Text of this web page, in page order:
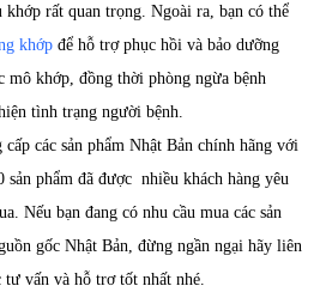
rất quan trọng. Ngoài ra, bạn có thể
khớp để hỗ trợ phục hồi và bảo dưỡng
mô khớp, đồng thời phòng ngừa bệnh
tình trạng người bệnh.
các sản phẩm Nhật Bản chính hãng với
sản phẩm đã được nhiều khách hàng yêu
Nếu bạn đang có nhu cầu mua các sản
gốc Nhật Bản, đừng ngần ngại hãy liên
vấn và hỗ trợ tốt nhất nhé.